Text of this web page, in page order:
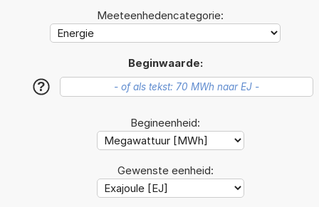
Meeteenhedencategorie:
Beginwaarde:
?
Begineenheid:
Gewenste eenheid: